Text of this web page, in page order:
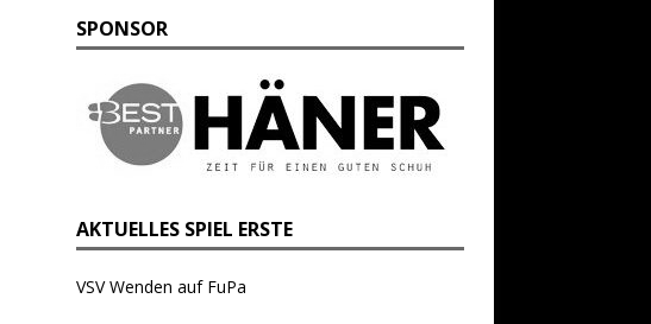
SPONSOR
AKTUELLES SPIEL ERSTE
VSV Wenden auf FuPa